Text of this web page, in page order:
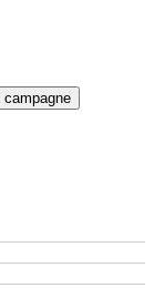
e campagne